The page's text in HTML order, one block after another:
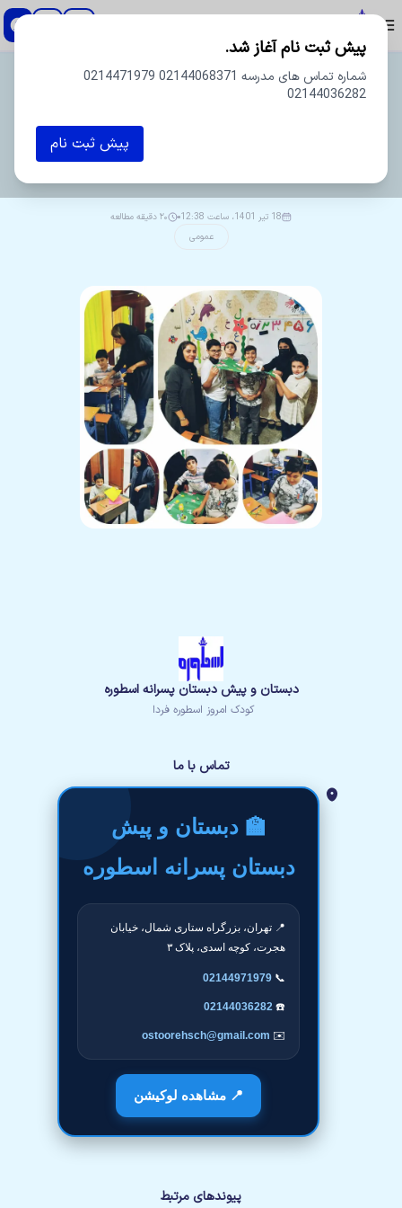
پیش ثبت نام آغاز شد.
شماره تماس های مدرسه 02144068371 0214471979
02144036282
پیش ثبت نام
عمومی
18 تیر 1401، ساعت 12:38 ۲۰ دقیقه مطالعه
دبستان و پیش دبستان پسرانه اسطوره
کودک امروز اسطوره فردا
تماس با ما
🏫 دبستان و پیش
دبستان پسرانه اسطوره
📍 تهران، بزرگراه ستاری شمال، خیابان
هجرت، کوچه اسدی، پلاک ۳
📞
02144971979
☎️
02144036282
✉️
ostoorehsch@gmail.com
📍 مشاهده لوکیشن
پیوندهای مرتبط